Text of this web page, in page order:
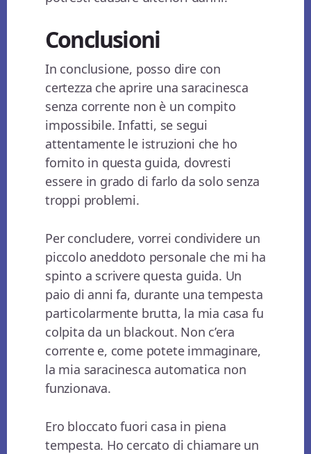
Conclusioni
In conclusione, posso dire con
certezza che aprire una saracinesca
senza corrente non è un compito
impossibile. Infatti, se segui
attentamente le istruzioni che ho
fornito in questa guida, dovresti
essere in grado di farlo da solo senza
troppi problemi.
Per concludere, vorrei condividere un
piccolo aneddoto personale che mi ha
spinto a scrivere questa guida. Un
paio di anni fa, durante una tempesta
particolarmente brutta, la mia casa fu
colpita da un blackout. Non c’era
corrente e, come potete immaginare,
la mia saracinesca automatica non
funzionava.
Ero bloccato fuori casa in piena
tempesta. Ho cercato di chiamare un